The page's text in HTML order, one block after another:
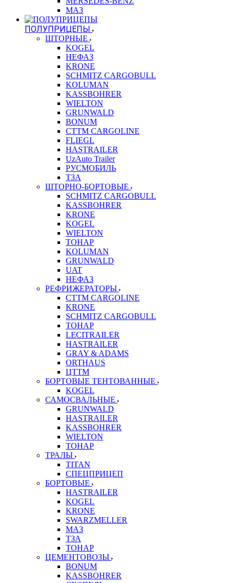
МАЗ
ПОЛУПРИЦЕПЫ
ШТОРНЫЕ
KOGEL
НЕФАЗ
KRONE
SCHMITZ CARGOBULL
KOLUMAN
KASSBOHRER
WIELTON
GRUNWALD
BONUM
CTTM CARGOLINE
FLIEGL
HASTRAILER
UzAuto Trailer
РУСМОБИЛЬ
ТЗА
ШТОРНО-БОРТОВЫЕ
SCHMITZ CARGOBULL
KASSBOHRER
KRONE
KOGEL
WIELTON
ТОНАР
KOLUMAN
GRUNWALD
UAT
НЕФАЗ
РЕФРИЖЕРАТОРЫ
CTTM CARGOLINE
KRONE
SCHMITZ CARGOBULL
ТОНАР
LECITRAILER
HASTRAILER
GRAY & ADAMS
ORTHAUS
ЦТТМ
БОРТОВЫЕ ТЕНТОВАННЫЕ
KOGEL
САМОСВАЛЬНЫЕ
GRUNWALD
HASTRAILER
KASSBOHRER
WIELTON
ТОНАР
ТРАЛЫ
TITAN
СПЕЦПРИЦЕП
БОРТОВЫЕ
HASTRAILER
KOGEL
KRONE
SWARZMELLER
МАЗ
ТЗА
ТОНАР
ЦЕМЕНТОВОЗЫ
BONUM
KASSBOHRER